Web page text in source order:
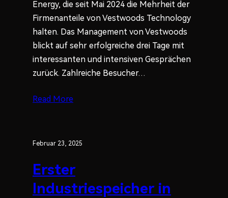
Energy, die seit Mai 2024 die Mehrheit der
Firmenanteile von Vestwoods Technology
halten. Das Management von Vestwoods
blickt auf sehr erfolgreiche drei Tage mit
interessanten und intensiven Gesprächen
zurück. Zahlreiche Besucher…
Read More
Februar 23, 2025
Erster
Industriespeicher in